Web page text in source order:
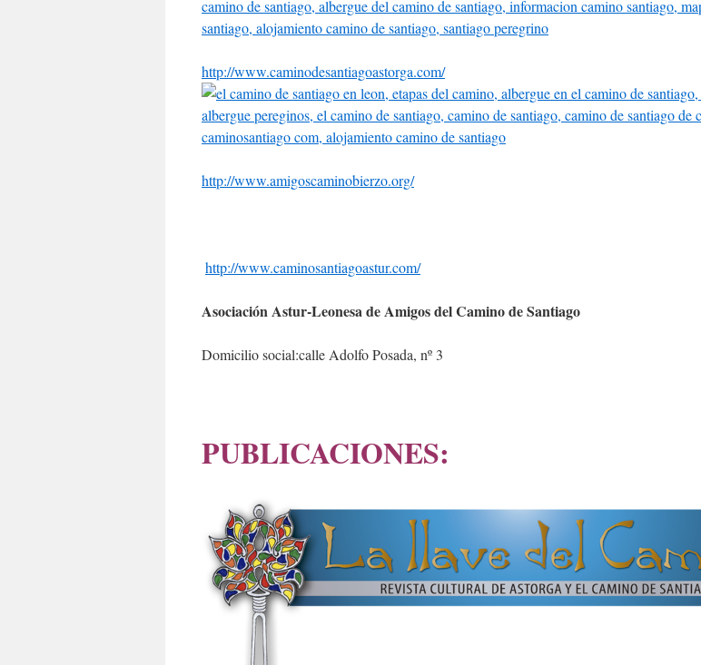
http://www.caminodesantiagoastorga.com/
http://www.amigoscaminobierzo.org/
http://www.caminosantiagoastur.com/
Asociación Astur-Leonesa de Amigos del Camino de Santiago
Domicilio social:calle Adolfo Posada, nº 3
PUBLICACIONES: